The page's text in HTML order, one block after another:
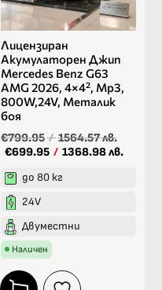
Лицензиран
Акумулаторен Джип
Mercedes Benz G63
AMG 2026, 4×4², Mp3,
800W,24V, Металик
боя
€799.95/1564.57 лв.
€699.95 / 1368.98 лв.
до 80 кг
24V
Двуместни
Наличен